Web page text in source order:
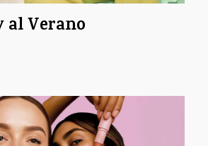
al Verano